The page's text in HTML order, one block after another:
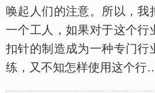
唤起人们的注意。所以，我
一个工人，如果对于这个行
扣针的制造成为一种专门行
练，又不知怎样使用这个